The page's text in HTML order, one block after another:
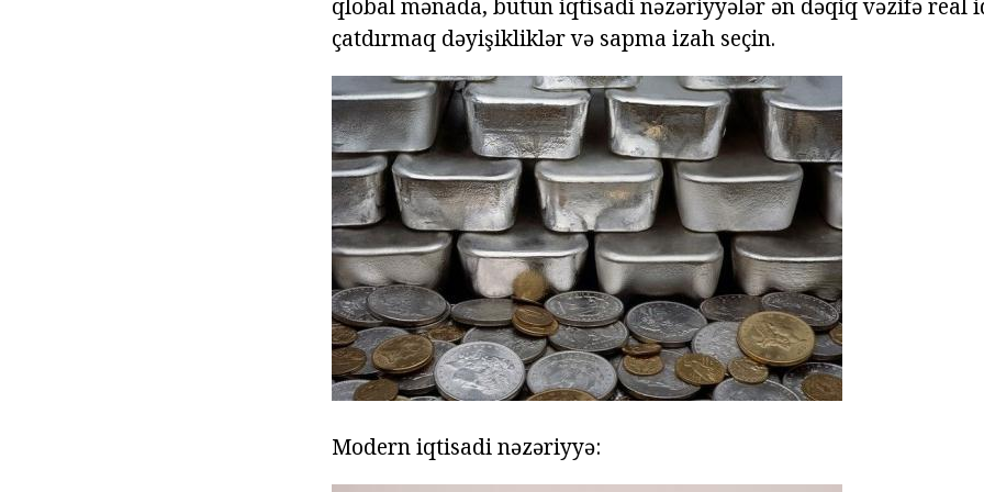
qlobal mənada, bütün iqtisadi nəzəriyyələr ən dəqiq vəzifə real
çatdırmaq dəyişikliklər və sapma izah seçin.
Modern iqtisadi nəzəriyyə: